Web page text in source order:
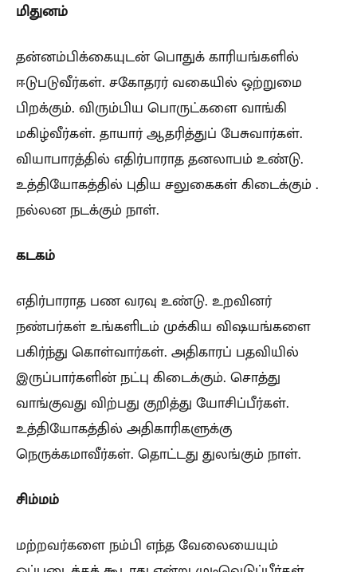
மிதுனம்
தன்னம்பிக்கையுடன் பொதுக் காரியங்களில்
ஈடுபடுவீர்கள். சகோதரர் வகையில் ஒற்றுமை
பிறக்கும். விரும்பிய பொருட்களை வாங்கி
மகிழ்வீர்கள். தாயார் ஆதரித்துப் பேசுவார்கள்.
வியாபாரத்தில் எதிர்பாராத தனலாபம் உண்டு.
உத்தியோகத்தில் புதிய சலுகைகள் கிடைக்கும் .
நல்லன நடக்கும் நாள்.
கடகம்
எதிர்பாராத பண வரவு உண்டு. உறவினர்
நண்பர்கள் உங்களிடம் முக்கிய விஷயங்களை
பகிர்ந்து கொள்வார்கள். அதிகாரப் பதவியில்
இருப்பார்களின் நட்பு கிடைக்கும். சொத்து
வாங்குவது விற்பது குறித்து யோசிப்பீர்கள்.
உத்தியோகத்தில் அதிகாரிகளுக்கு
நெருக்கமாவீர்கள். தொட்டது துலங்கும் நாள்.
சிம்மம்
மற்றவர்களை நம்பி எந்த வேலையையும்